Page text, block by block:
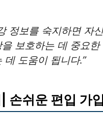
정보를 숙지하면 자
을 보호하는 데 중요한
데 도움이 됩니다.”
손쉬운 편입 가